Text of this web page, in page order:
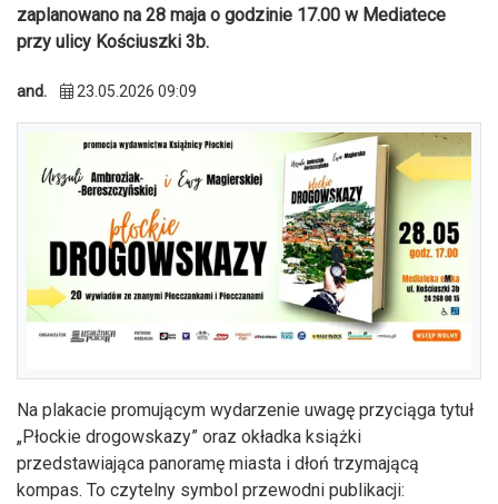
zaplanowano na 28 maja o godzinie 17.00 w Mediatece
przy ulicy Kościuszki 3b.
and. 23.05.2026 09:09
Na plakacie promującym wydarzenie uwagę przyciąga tytuł
„Płockie drogowskazy” oraz okładka książki
przedstawiająca panoramę miasta i dłoń trzymającą
kompas. To czytelny symbol przewodni publikacji: